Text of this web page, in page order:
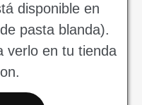
disponible en
pasta blanda).
verlo en tu tienda